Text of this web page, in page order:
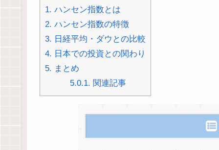
1. ハンセン指数とは
2. ハンセン指数の特徴
3. 日経平均・ダウとの比較
4. 日本での投資との関わり
5. まとめ
5.0.1. 関連記事